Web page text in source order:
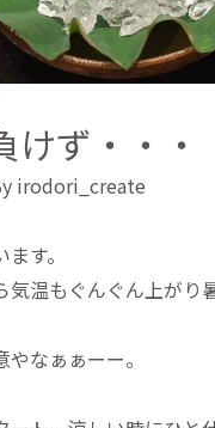
けず・・・
irodori_create
す。
気温もぐんぐん上がり
なぁぁーー。